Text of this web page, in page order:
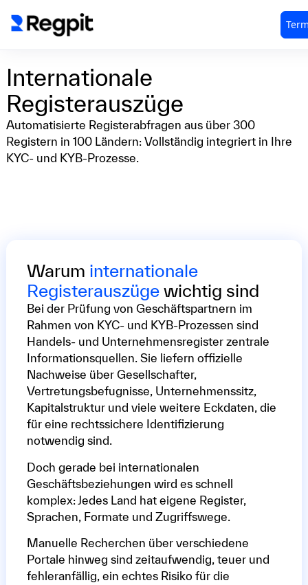
Internationale
Registerauszüge
Automatisierte Registerabfragen aus über 300
Registern in 100 Ländern: Vollständig integriert in Ihre
KYC- und KYB-Prozesse.
Warum internationale
Registerauszügewichtig sind
Bei der Prüfung von Geschäftspartnern im
Rahmen von KYC- und KYB-Prozessen sind
Handels- und Unternehmensregister zentrale
Informationsquellen. Sie liefern offizielle
Nachweise über Gesellschafter,
Vertretungsbefugnisse, Unternehmenssitz,
Kapitalstruktur und viele weitere Eckdaten, die
für eine rechtssichere Identifizierung
notwendig sind.
Doch gerade bei internationalen
Geschäftsbeziehungen wird es schnell
komplex: Jedes Land hat eigene Register,
Sprachen, Formate und Zugriffswege.
Manuelle Recherchen über verschiedene
Portale hinweg sind zeitaufwendig, teuer und
fehleranfällig, ein echtes Risiko für die